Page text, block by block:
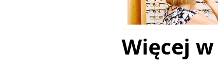
Więcej